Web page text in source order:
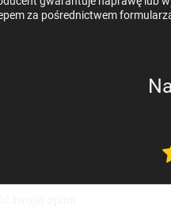
za pośrednictwem